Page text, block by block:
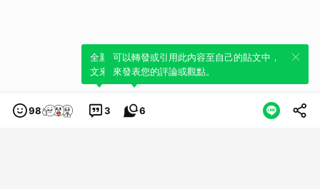
98 3
全新體驗！一鍵引用此內容，透過發布貼
文來輕鬆表達個人立場。
6
可以轉發或引用此內容至自己的貼文中，
來發表您的評論或觀點。